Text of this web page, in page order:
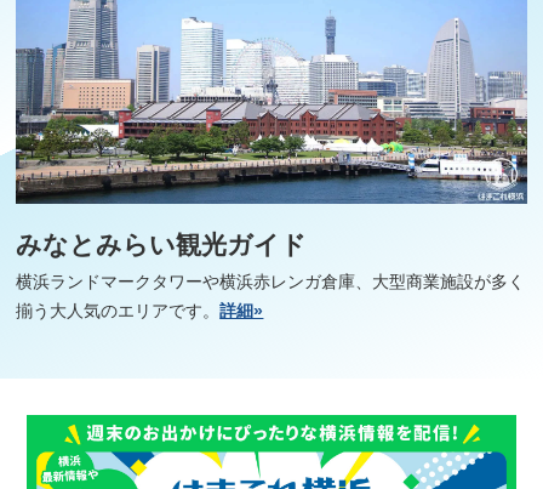
みなとみらい観光ガイド
横浜ランドマークタワーや横浜赤レンガ倉庫、大型商業施設が多く
揃う大人気のエリアです。詳細»